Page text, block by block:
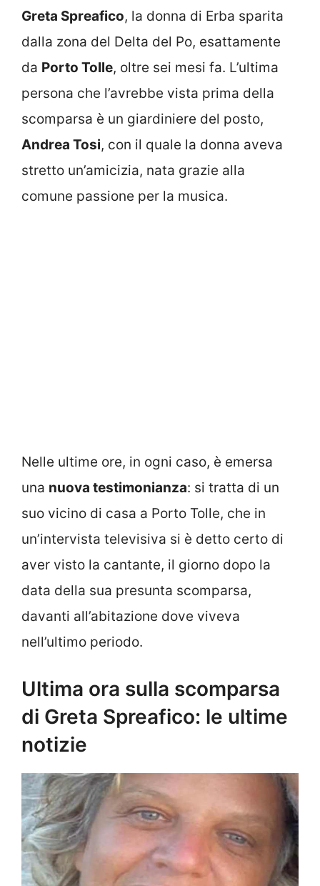
Greta Spreafico, la donna di Erba sparita
dalla zona del Delta del Po, esattamente
da Porto Tolle, oltre sei mesi fa. L’ultima
persona che l’avrebbe vista prima della
scomparsa è un giardiniere del posto,
Andrea Tosi, con il quale la donna aveva
stretto un’amicizia, nata grazie alla
comune passione per la musica.
Nelle ultime ore, in ogni caso, è emersa
una nuova testimonianza: si tratta di un
suo vicino di casa a Porto Tolle, che in
un’intervista televisiva si è detto certo di
aver visto la cantante, il giorno dopo la
data della sua presunta scomparsa,
davanti all’abitazione dove viveva
nell’ultimo periodo.
Ultima ora sulla scomparsa
di Greta Spreafico: le ultime
notizie